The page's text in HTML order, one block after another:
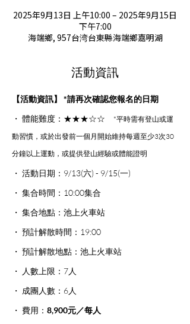
2025年9月13日 上午10:00 – 2025年9月15日
下午7:00
海端鄉, 957台湾台東縣海端鄉嘉明湖
活動資訊
【活動資訊】 *請再次確認您報名的日期
・ 體能難度：★★★☆☆
*平時需有登山或運
動習慣，或於出發前一個月開始維持每週至少3次30
分鐘以上運動，或提供登山經驗或體能證明
・ 活動日期：9/13(六) - 9/15(一)
・ 集合時間：10:00集合
・ 集合地點：池上火車站
・ 預計解散時間：19:00
・ 預計解散地點：池上火車站
・ 人數上限：7人
・ 成團人數：6人
・ 費用： 8,900元／每人